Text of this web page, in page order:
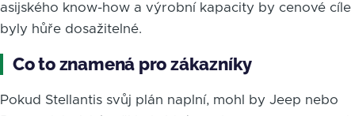
asijského know-how a výrobní kapacity by cenové cíle
byly hůře dosažitelné.
Co to znamená pro zákazníky
Pokud Stellantis svůj plán naplní, mohl by Jeep nebo